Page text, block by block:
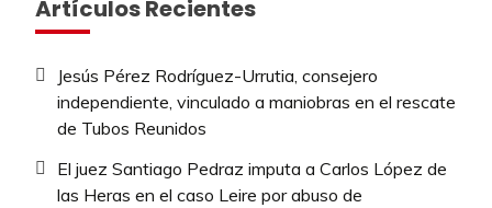
Artículos Recientes
Jesús Pérez Rodríguez-Urrutia, consejero
independiente, vinculado a maniobras en el rescate
de Tubos Reunidos
El juez Santiago Pedraz imputa a Carlos López de
las Heras en el caso Leire por abuso de